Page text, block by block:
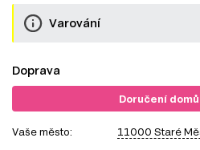
Varování
Doprava
Doručení
Vaše město: 11000 Staré